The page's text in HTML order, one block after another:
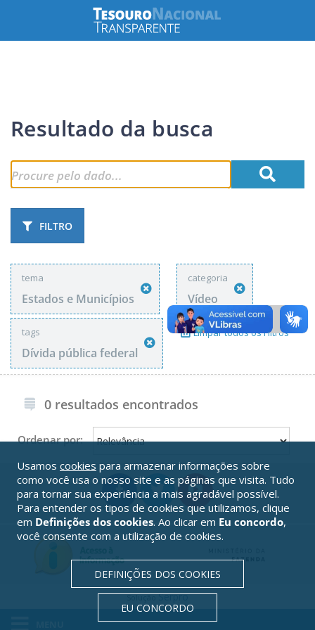
Resultado da busca
FILTRO
tema
Estados e Municípios
categoria
Vídeo
tags
Dívida pública federal
Limpar todos os Filtros
0 resultados encontrados
Ordenar por:
SoluçãoSerpro
Usamos cookies para armazenar informações sobre
como você usa o nosso site e as páginas que visita. Tudo
para tornar sua experiência a mais agradável possível.
Para entender os tipos de cookies que utilizamos, clique
em Definições dos cookies. Ao clicar em Eu concordo,
você consente com a utilização de cookies.
DEFINIÇÕES DOS COOKIES
EU CONCORDO